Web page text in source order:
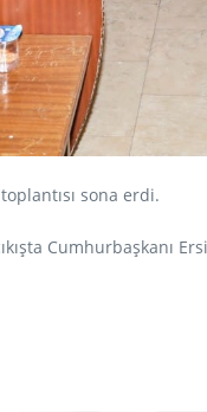
sona erdi.
Cumhurbaşkanı